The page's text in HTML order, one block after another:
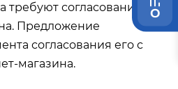
0
требуют согласования с
Предложение
согласования его с
магазина.